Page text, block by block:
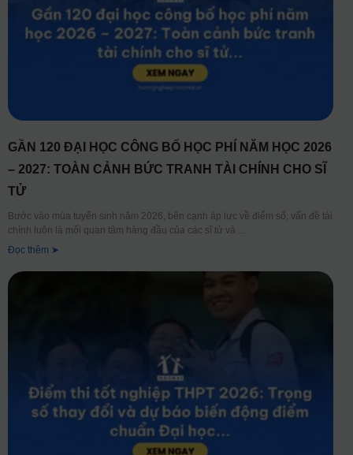
GẦN 120 ĐẠI HỌC CÔNG BỐ HỌC PHÍ NĂM HỌC 2026
– 2027: TOÀN CẢNH BỨC TRANH TÀI CHÍNH CHO SĨ
TỬ
Bước vào mùa tuyển sinh năm 2026, bên cạnh áp lực về điểm số, vấn đề tài
chính luôn là mối quan tâm hàng đầu của các sĩ tử và
Đọc thêm ➤